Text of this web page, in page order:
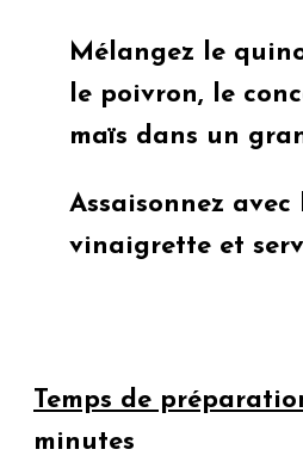
Mélangez le
le poivron, le
maïs dans un
Assaisonnez avec
vinaigrette et
Temps de
minutes